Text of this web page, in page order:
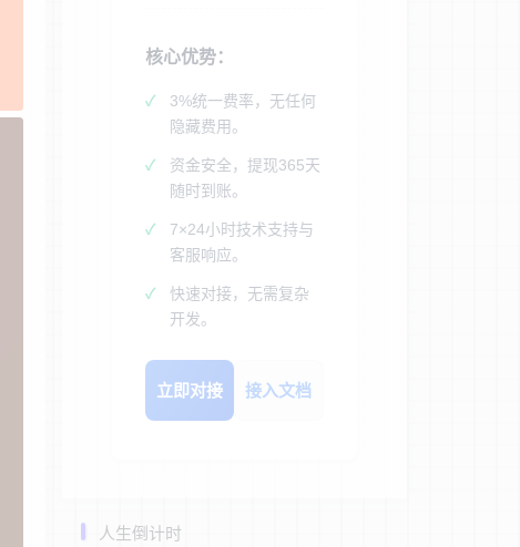
核心优势：
3%统一费率，无任何
隐藏费用。
资金安全，提现365天
随时到账。
7×24小时技术支持与
客服响应。
快速对接，无需复杂
开发。
立即对接 接入文档
人生倒计时